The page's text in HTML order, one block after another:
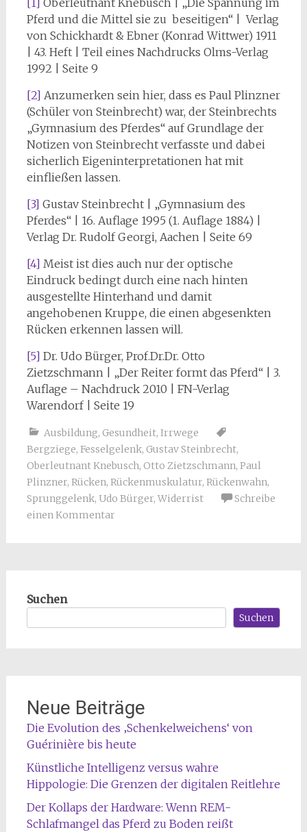
Pferd und die Mittel sie zu beseitigen“ | Verlag
von Schickhardt & Ebner (Konrad Wittwer) 1911
| 43. Heft | Teil eines Nachdrucks Olms-Verlag
1992 | Seite 9
[2] Anzumerken sein hier, dass es Paul Plinzner
(Schüler von Steinbrecht) war, der Steinbrechts
„Gymnasium des Pferdes“ auf Grundlage der
Notizen von Steinbrecht verfasste und dabei
sicherlich Eigeninterpretationen hat mit
einfließen lassen.
[3] Gustav Steinbrecht | „Gymnasium des
Pferdes“ | 16. Auflage 1995 (1. Auflage 1884) |
Verlag Dr. Rudolf Georgi, Aachen | Seite 69
[4] Meist ist dies auch nur der optische
Eindruck bedingt durch eine nach hinten
ausgestellte Hinterhand und damit
angehobenen Kruppe, die einen abgesenkten
Rücken erkennen lassen will.
[5] Dr. Udo Bürger, Prof.Dr.Dr. Otto
Zietzschmann | „Der Reiter formt das Pferd“ | 3.
Auflage – Nachdruck 2010 | FN-Verlag
Warendorf | Seite 19
Ausbildung, Gesundheit, Irrwege
Bergziege, Fesselgelenk, Gustav Steinbrecht,
Oberleutnant Knebusch, Otto Zietzschmann, Paul
Plinzner, Rücken, Rückenmuskulatur, Rückenwahn,
Sprunggelenk, Udo Bürger, Widerrist
Schreibe
einen Kommentar
Suchen
Suchen
Neue Beiträge
Die Evolution des ‚Schenkelweichens‘ von
Guérinière bis heute
Künstliche Intelligenz versus wahre
Hippologie: Die Grenzen der digitalen Reitlehre
Der Kollaps der Hardware: Wenn REM-
Schlafmangel das Pferd zu Boden reißt